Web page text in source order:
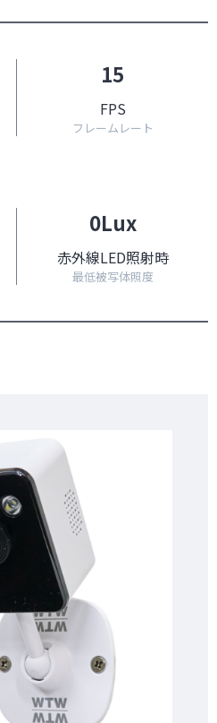
15
FPS
フレームレート
0Lux
赤外線LED照射時
最低被写体照度